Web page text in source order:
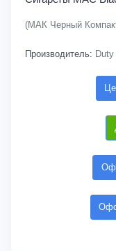
(МАК Черный
Производитель: